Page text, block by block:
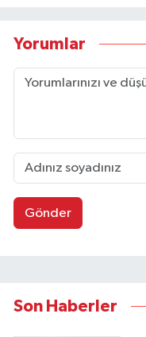
Yorumlar
Gönder
Son Haberler